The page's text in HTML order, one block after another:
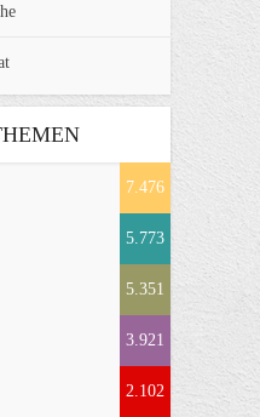
7.476
5.773
5.351
3.921
2.102